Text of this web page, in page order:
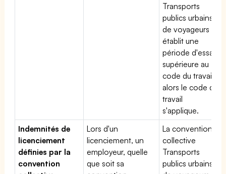
Transports
publics urbains
de voyageurs
établit une
période d'essai
supérieure au
code du travail,
alors le code du
travail
s'applique.
Indemnités de
licenciement
définies par la
convention
Lors d'un
licenciement, un
employeur, quelle
que soit sa
La convention
collective
Transports
publics urbains